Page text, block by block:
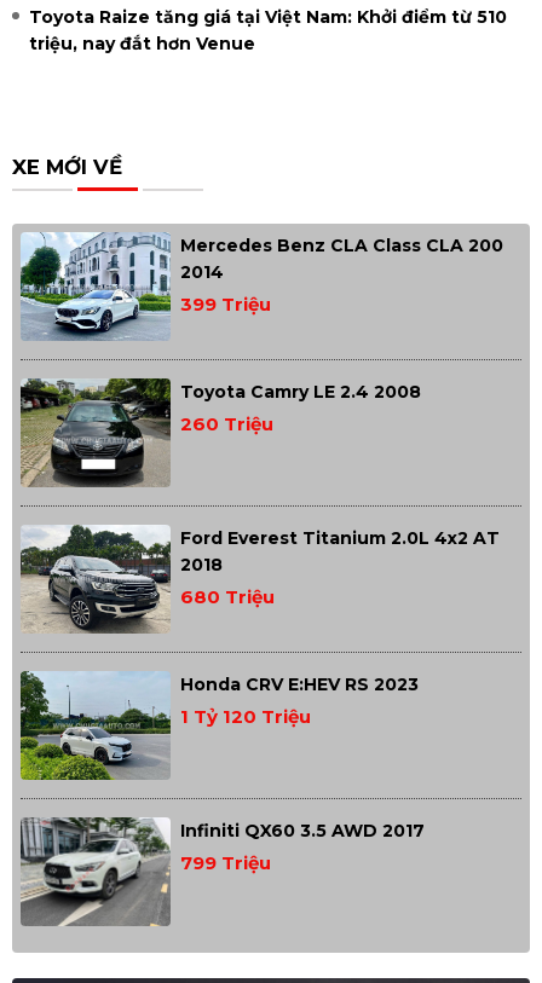
Toyota Raize tăng giá tại Việt Nam: Khởi điểm từ 510
triệu, nay đắt hơn Venue
XE MỚI VỀ
Mercedes Benz CLA Class CLA 200
2014
399 Triệu
Toyota Camry LE 2.4 2008
260 Triệu
Ford Everest Titanium 2.0L 4x2 AT
2018
680 Triệu
Honda CRV E:HEV RS 2023
1 Tỷ 120 Triệu
Infiniti QX60 3.5 AWD 2017
799 Triệu